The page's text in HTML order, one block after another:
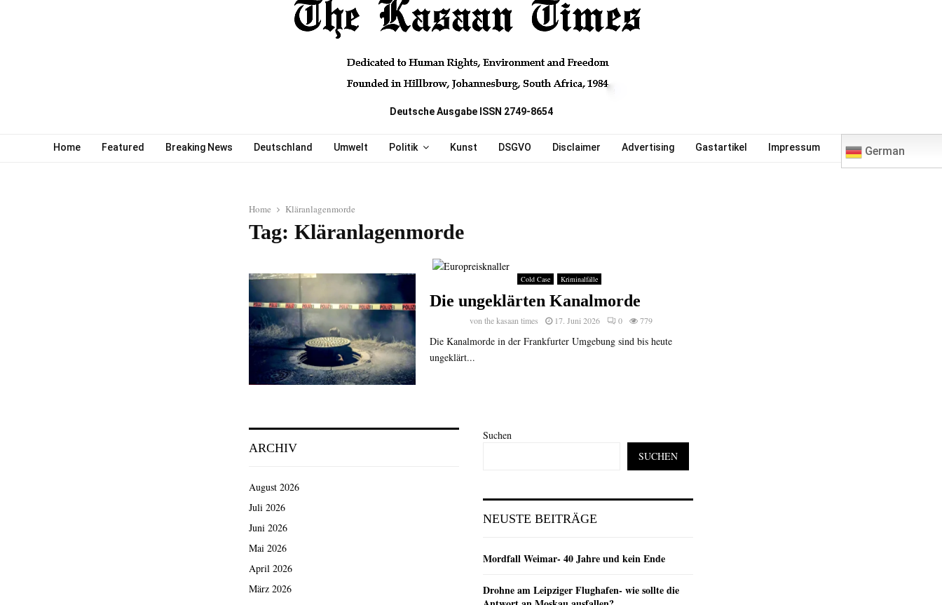
Deutsche Ausgabe ISSN 2749-8654
Home Featured Breaking News Deutschland Umwelt Politik Kunst DSGVO Disclaimer Advertising Gastartikel Impressum German
Home Kläranlagenmorde
Tag: Kläranlagenmorde
Cold Case Kriminalfälle
Die ungeklärten Kanalmorde
vonthe kasaan times 17. Juni 2026 0 779
Die Kanalmorde in der Frankfurter Umgebung sind bis heute
ungeklärt...
ARCHIV
August 2026
Juli 2026
Juni 2026
Mai 2026
April 2026
März 2026
Suchen
SUCHEN
NEUSTE BEITRÄGE
Mordfall Weimar- 40 Jahre und kein Ende
Drohne am Leipziger Flughafen- wie sollte die